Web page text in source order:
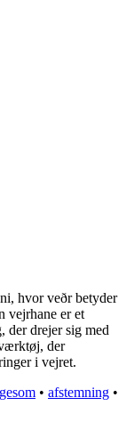
hvor veðr betyder
vejrhane er et
der drejer sig med
der
i vejret.
• afstemning •